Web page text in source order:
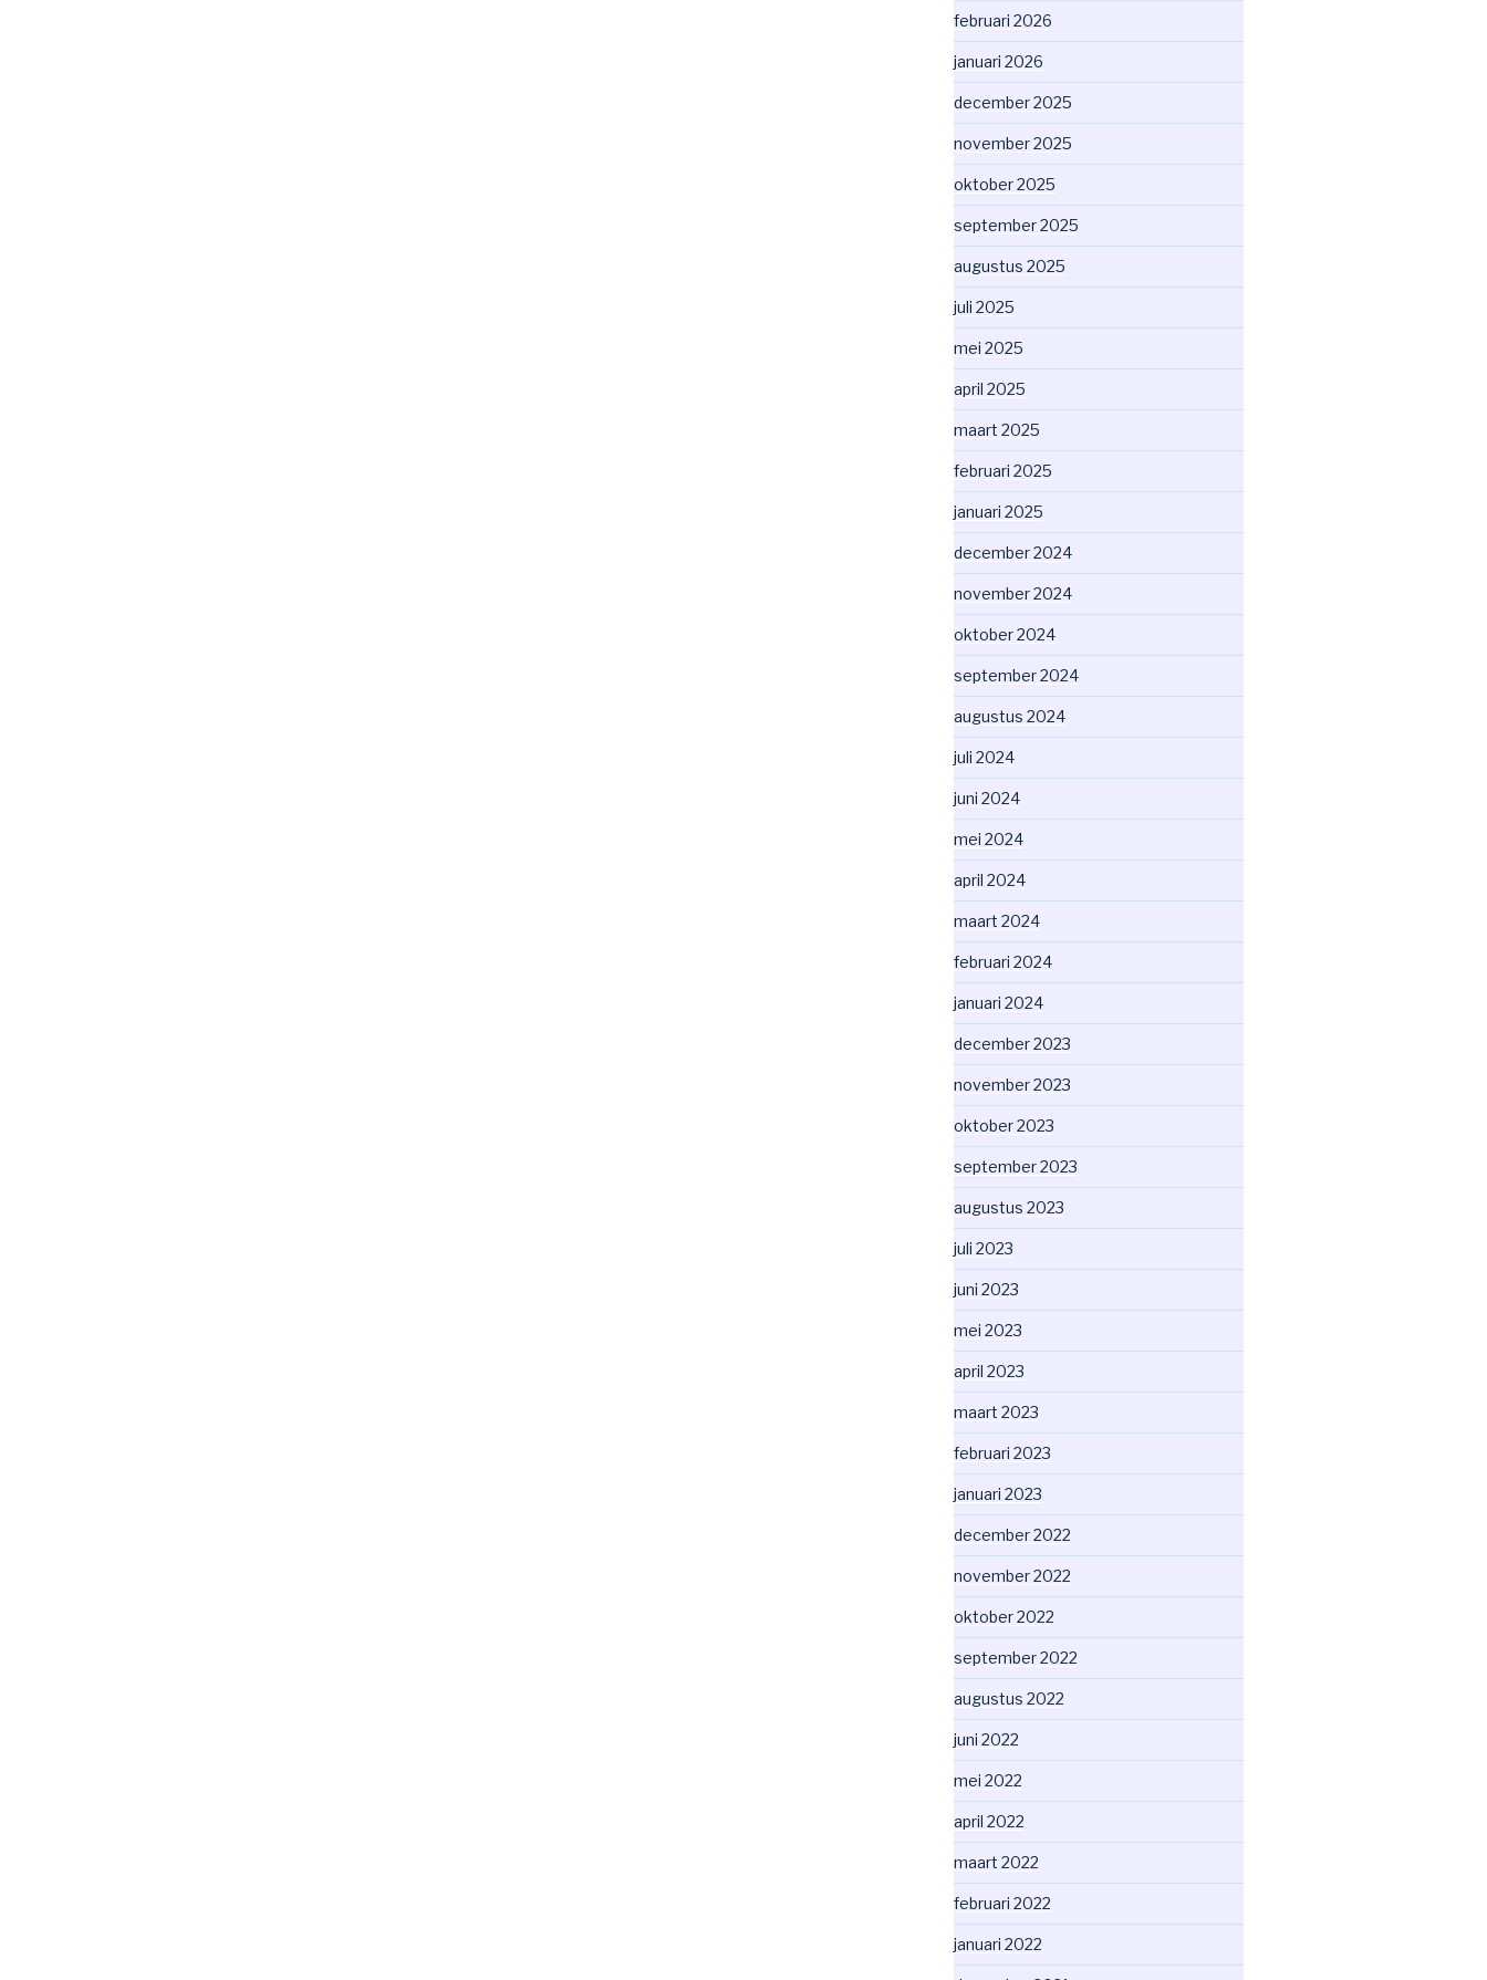
februari 2026
januari 2026
december 2025
november 2025
oktober 2025
september 2025
augustus 2025
juli 2025
mei 2025
april 2025
maart 2025
februari 2025
januari 2025
december 2024
november 2024
oktober 2024
september 2024
augustus 2024
juli 2024
juni 2024
mei 2024
april 2024
maart 2024
februari 2024
januari 2024
december 2023
november 2023
oktober 2023
september 2023
augustus 2023
juli 2023
juni 2023
mei 2023
april 2023
maart 2023
februari 2023
januari 2023
december 2022
november 2022
oktober 2022
september 2022
augustus 2022
juni 2022
mei 2022
april 2022
maart 2022
februari 2022
januari 2022